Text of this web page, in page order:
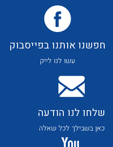
לכל מוצרי היצרן
חפשנו אותנו בפייסבוק
עשו לנו לייק
שלחו לנו הודעה
כאן בשבילך לכל שאלה